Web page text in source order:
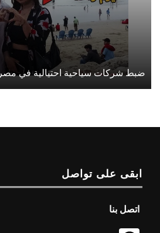
ضبط شركات سياحية احتيالية في مصر
ابقى على تواصل
اتصل بنا